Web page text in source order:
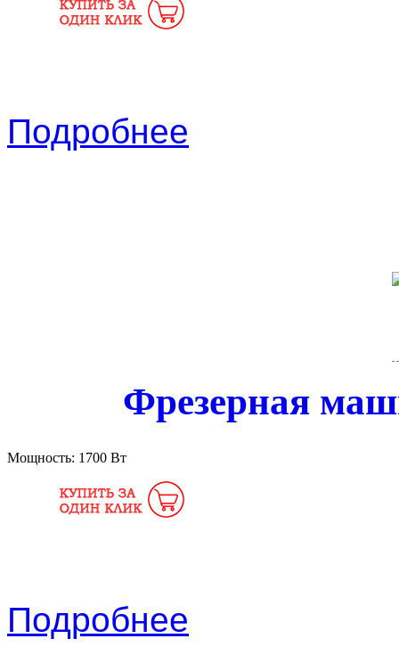
Подробнее
Фрезерная
Мощность: 1700 Вт
Подробнее